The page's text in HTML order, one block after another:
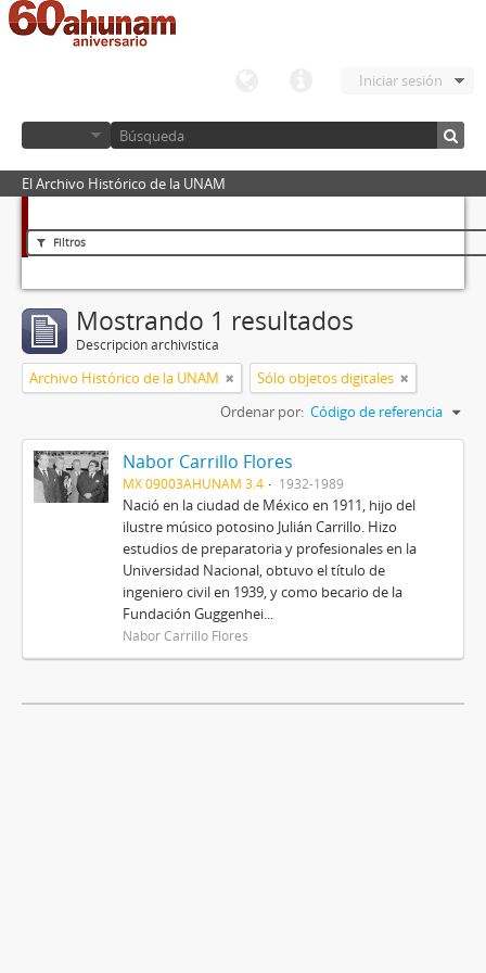
Iniciar sesión
El Archivo Histórico de la UNAM
Filtros
Mostrando 1 resultados
Descripción archivística
Archivo Histórico de la UNAM
Sólo objetos digitales
Ordenar por: Código de referencia
Nabor Carrillo Flores
MX 09003AHUNAM 3.4 1932-1989
Nació en la ciudad de México en 1911, hijo del
ilustre músico potosino Julián Carrillo. Hizo
estudios de preparatoria y profesionales en la
Universidad Nacional, obtuvo el título de
ingeniero civil en 1939, y como becario de la
Fundación Guggenhei...
Nabor Carrillo Flores